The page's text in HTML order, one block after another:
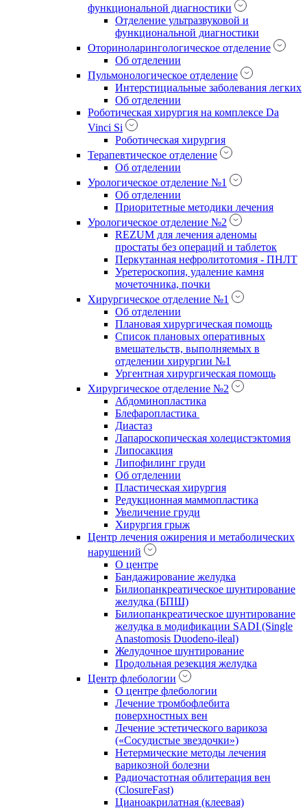
функциональной диагностики
Отделение ультразвуковой и
функциональной диагностики
Оториноларингологическое отделение
Об отделении
Пульмонологическое отделение
Интерстициальные заболевания легких
Об отделении
Роботическая хирургия на комплексе Da
Vinci Si
Роботическая хирургия
Терапевтическое отделение
Об отделении
Урологическое отделение №1
Об отделении
Приоритетные методики лечения
Урологическое отделение №2
REZUM для лечения аденомы
простаты без операций и таблеток
Перкутанная нефролитотомия - ПНЛТ
Уретероскопия, удаление камня
мочеточника, почки
Хирургическое отделение №1
Об отделении
Плановая хирургическая помощь
Список плановых оперативных
вмешательств, выполняемых в
отделении хирургии №1
Ургентная хирургическая помощь
Хирургическое отделение №2
Абдоминопластика
Блефаропластика
Диастаз
Лапароскопическая холецистэктомия
Липосакция
Липофилинг груди
Об отделении
Пластическая хирургия
Редукционная маммопластика
Увеличение груди
Хирургия грыж
Центр лечения ожирения и метаболических
нарушений
О центре
Бандажирование желудка
Билиопанкреатическое шунтирование
желудка (БПШ)
Билиопанкреатическое шунтирование
желудка в модификации SADI (Single
Anastomosis Duodeno-ileal)
Желудочное шунтирование
Продольная резекция желудка
Центр флебологии
О центре флебологии
Лечение тромбофлебита
поверхностных вен
Лечение эстетического варикоза
(«Сосудистые звездочки»)
Нетермические методы лечения
варикозной болезни
Радиочастотная облитерация вен
(ClosureFast)
Цианоакрилатная (клеевая)